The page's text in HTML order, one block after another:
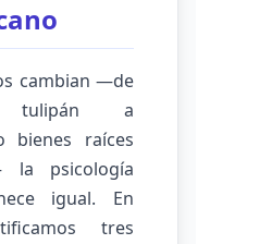
cambian —de
tulipán a
bienes raíces
la psicología
igual. En
tres